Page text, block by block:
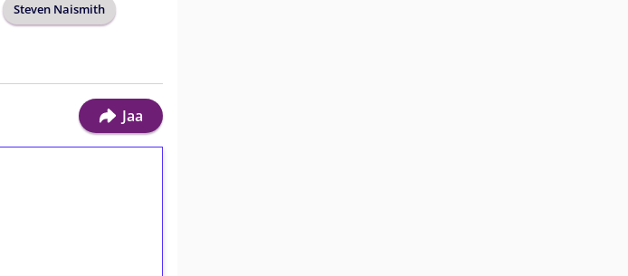
Steven Naismith
Jaa